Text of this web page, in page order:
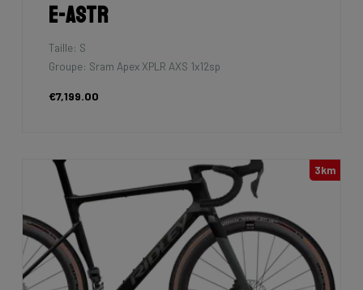
E-Astr
Taille: S
Groupe: Sram Apex XPLR AXS 1x12sp
€7,199.00
3km